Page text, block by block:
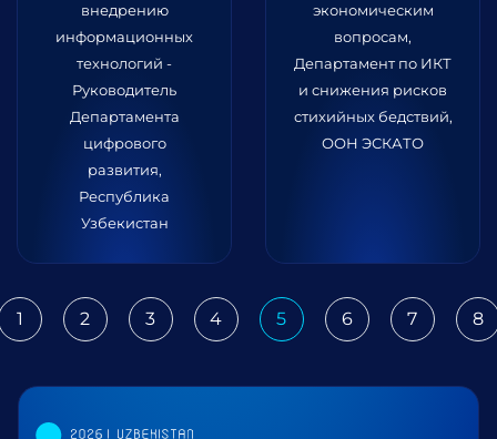
внедрению
информационных
технологий -
Руководитель
Департамента
цифрового
развития,
Республика
Узбекистан
экономическим
вопросам,
Департамент по ИКТ
и снижения рисков
стихийных бедствий,
ООН ЭСКАТО
1 2 3 4 5 6 7 8